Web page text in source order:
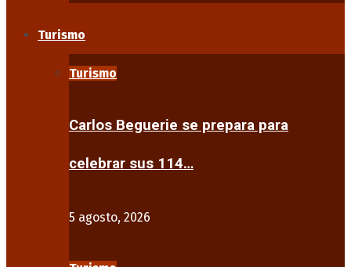
Turismo
Turismo
Carlos Beguerie se prepara para
celebrar sus 114…
5 agosto, 2026